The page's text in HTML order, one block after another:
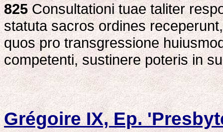
825Consultationi tuae taliter
statuta sacros ordines
quos pro transgressione
competenti, sustinere poteris in
Grégoire IX, Ep.